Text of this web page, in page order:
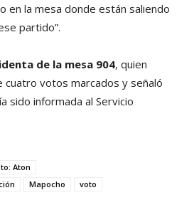
en la mesa donde están saliendo
partido”.
de la mesa 904, quien
cuatro votos marcados y señaló
sido informada al Servicio
Aton
Mapocho voto